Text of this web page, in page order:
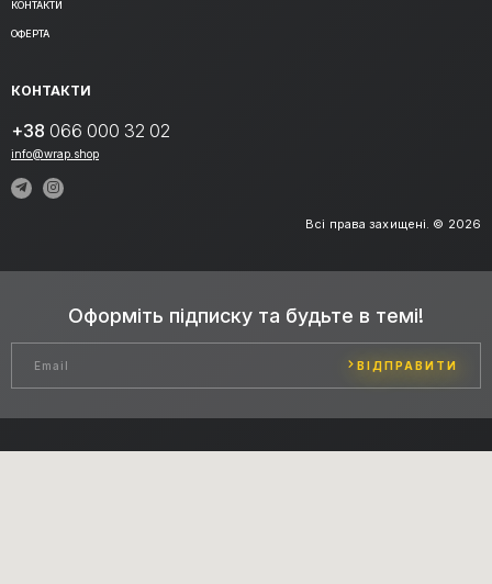
КОНТАКТИ
ОФЕРТА
КОНТАКТИ
+38 066 000 32 02
info@wrap.shop
Всі права захищені. © 2026
Оформіть підписку та будьте в темі!
ВІДПРАВИТИ